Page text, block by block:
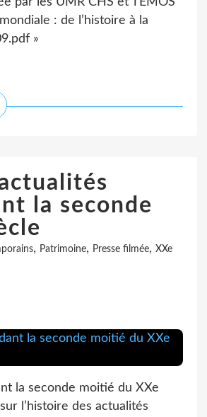
: de l’histoire à la
»
la seconde
, Patrimoine, Presse filmée, XXe
la seconde moitié du XXe
l’histoire des actualités